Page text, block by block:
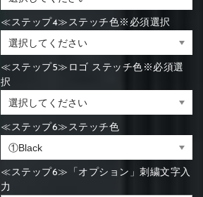
≪ステップ4≫ステッチ色※必須選択
≪ステップ5≫ロゴ ステッチ色※必須選
択
≪ステップ6≫ステッチ色
≪ステップ6≫「オプション」刺繍文字入
力